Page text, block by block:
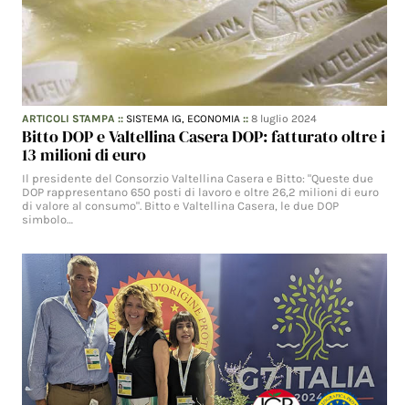
ARTICOLI STAMPA :: SISTEMA IG, ECONOMIA ::8 luglio 2024
Bitto DOP e Valtellina Casera DOP: fatturato oltre i
13 milioni di euro
Il presidente del Consorzio Valtellina Casera e Bitto: "Queste due
DOP rappresentano 650 posti di lavoro e oltre 26,2 milioni di euro
di valore al consumo". Bitto e Valtellina Casera, le due DOP
simbolo…